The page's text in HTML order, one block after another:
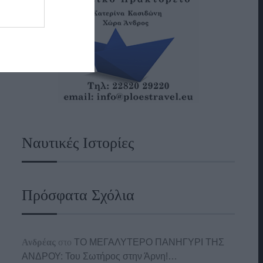
Ναυτικές Ιστορίες
Πρόσφατα Σχόλια
Ανδρέας στοΤΟ ΜΕΓΑΛΥΤΕΡΟ ΠΑΝΗΓΥΡΙ ΤΗΣ
ΑΝΔΡΟΥ: Του Σωτήρος στην Άρνη!…